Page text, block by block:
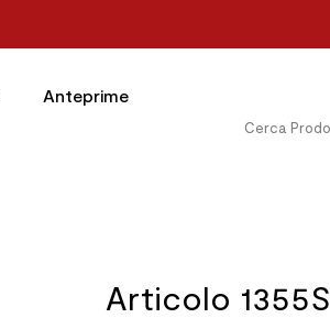
Anteprime
Articolo 1355S